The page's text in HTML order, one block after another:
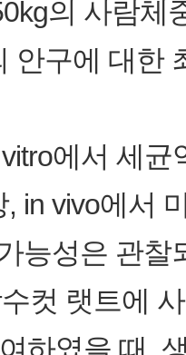
의 사람체
안구에 대한
에서 세
in vivo에서
능성은 관찰
컷 랫트에